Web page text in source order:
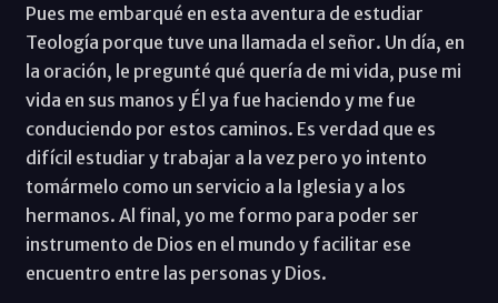
Pues me embarqué en esta aventura de estudiar
Teología porque tuve una llamada el señor. Un día, en
la oración, le pregunté qué quería de mi vida, puse mi
vida en sus manos y Él ya fue haciendo y me fue
conduciendo por estos caminos. Es verdad que es
difícil estudiar y trabajar a la vez pero yo intento
tomármelo como un servicio a la Iglesia y a los
hermanos. Al final, yo me formo para poder ser
instrumento de Dios en el mundo y facilitar ese
encuentro entre las personas y Dios.